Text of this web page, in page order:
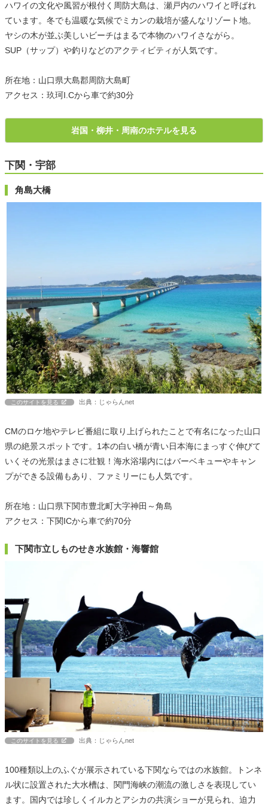
ハワイの文化や風習が根付く周防大島は、瀬戸内のハワイと呼ばれ
ています。冬でも温暖な気候でミカンの栽培が盛んなリゾート地。
ヤシの木が並ぶ美しいビーチはまるで本物のハワイさながら。
SUP（サップ）や釣りなどのアクティビティが人気です。
所在地：山口県大島郡周防大島町
アクセス：玖珂I.Cから車で約30分
岩国・柳井・周南のホテルを見る
下関・宇部
角島大橋
このサイトを見る 出典：じゃらんnet
CMのロケ地やテレビ番組に取り上げられたことで有名になった山口
県の絶景スポットです。1本の白い橋が青い日本海にまっすぐ伸びて
いくその光景はまさに壮観！海水浴場内にはバーベキューやキャン
プができる設備もあり、ファミリーにも人気です。
所在地：山口県下関市豊北町大字神田～角島
アクセス：下関ICから車で約70分
下関市立しものせき水族館・海響館
このサイトを見る 出典：じゃらんnet
100種類以上のふぐが展示されている下関ならではの水族館。トンネ
ル状に設置された大水槽は、関門海峡の潮流の激しさを表現してい
ます。国内では珍しくイルカとアシカの共演ショーが見られ、迫力